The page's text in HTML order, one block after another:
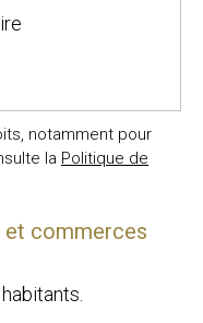
notamment pour
la Politique de
et commerces